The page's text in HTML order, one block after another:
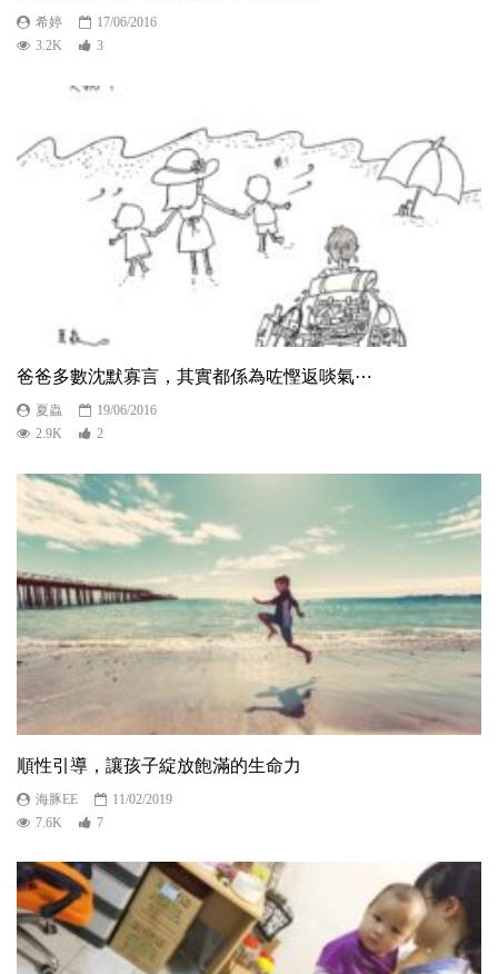
希婷
17/06/2016
3.2K
3
爸爸多數沈默寡言，其實都係為咗慳返啖氣⋯
夏蟲
19/06/2016
2.9K
2
順性引導，讓孩子綻放飽滿的生命力
海豚EE
11/02/2019
7.6K
7